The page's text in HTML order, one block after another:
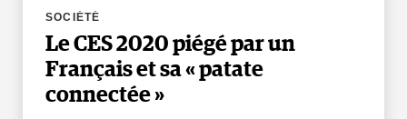
SOCIÉTÉ
Le CES 2020 piégé par un
Français et sa « patate
connectée »